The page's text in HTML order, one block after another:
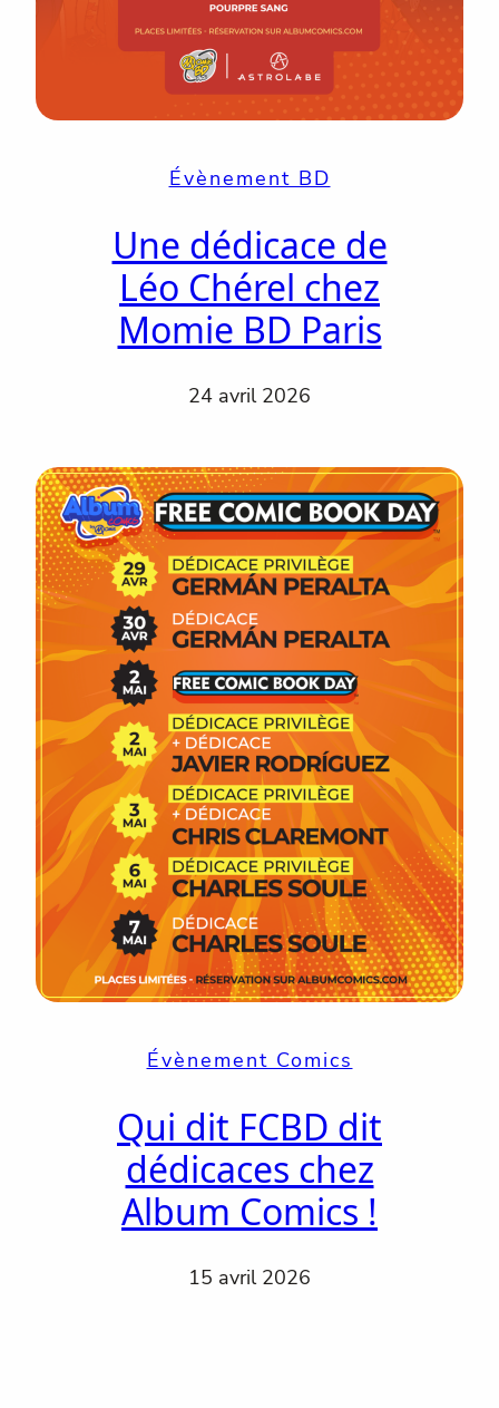
Évènement BD
Une dédicace de
Léo Chérel chez
Momie BD Paris
24 avril 2026
Évènement Comics
Qui dit FCBD dit
dédicaces chez
Album Comics !
15 avril 2026